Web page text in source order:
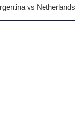
vs Netherlands